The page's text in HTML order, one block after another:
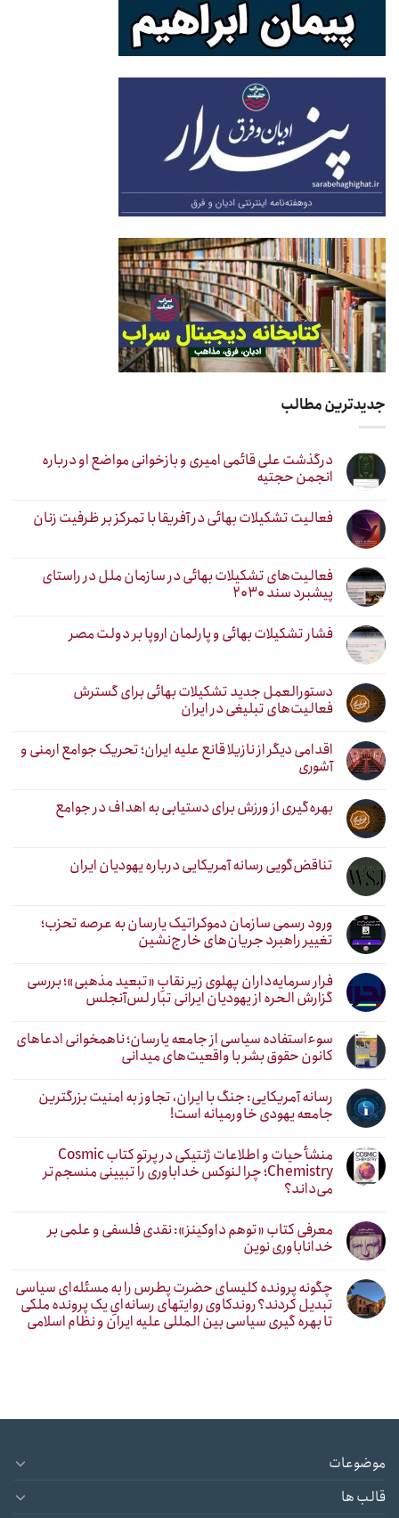
جدیدترین مطالب
درگذشت علی قائمی امیری و بازخوانی مواضع او درباره
انجمن حجتیه
فعالیت تشکیلات بهائی در آفریقا با تمرکز بر ظرفیت زنان
فعالیت‌های تشکیلات بهائی در سازمان ملل در راستای
پیشبرد سند ۲۰۳۰
فشار تشکیلات بهائی و پارلمان اروپا بر دولت مصر
دستورالعمل جدید تشکیلات بهائی برای گسترش
فعالیت‌های تبلیغی در ایران
اقدامی دیگر از نازیلا قانع علیه ایران؛ تحریک جوامع ارمنی و
آشوری
بهره‌گیری از ورزش برای دستیابی به اهداف در جوامع
تناقض‌گویی رسانه آمریکایی درباره یهودیان ایران
ورود رسمی سازمان دموکراتیک یارسان به عرصه تحزب؛
تغییر راهبرد جریان‌های خارج‌نشین
فرار سرمایه‌داران پهلوی زیر نقابِ «تبعید مذهبی»؛ بررسی
گزارش الحره از یهودیان ایرانی تبار لس‌آنجلس
سوءاستفاده سیاسی از جامعه یارسان؛ ناهمخوانی ادعاهای
کانون حقوق بشر با واقعیت‌های میدانی
رسانه آمریکایی: جنگ با ایران، تجاوز به امنیت بزرگترین
جامعه یهودی خاورمیانه است!
منشأ حیات و اطلاعات ژنتیکی در پرتو کتاب Cosmic
Chemistry؛ چرا لنوکس خداباوری را تبیینی منسجم‌تر
می‌داند؟
معرفی کتاب «توهم داوکینز»: نقدی فلسفی و علمی بر
خداناباوری نوین
چگونه پرونده کلیسای حضرت پطرس را به مسئله‌ای سیاسی
تبدیل کردند؟ روندکاوی روایتهای رسانه‌ایِ یک پرونده ملکی
تا بهره گیری سیاسی بین المللی علیه ایران و نظام اسلامی
موضوعات
قالب ها